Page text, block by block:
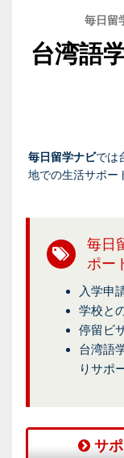
毎日留
台湾語
毎日留学ナビでは
地での生活サポー
毎日
ポー
入学申
学校と
停留ビ
台湾語
りサポ
サ